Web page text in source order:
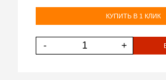
КУПИТЬ В 1 КЛИК
- +